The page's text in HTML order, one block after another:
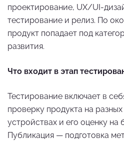
проектирование, UX/UI-
тестирование и релиз. По
продукт попадает под
развития.
Что входит в этап
Тестирование включает в
проверку продукта на
устройствах и его оценку на
Публикация — подготовка